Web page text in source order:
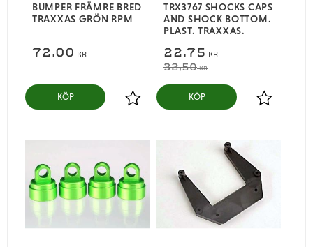
BUMPER FRÄMRE BRED
TRAXXAS GRÖN RPM
72,00 KR
Lägg till i favoriter
KÖP
TRX3767 SHOCKS CAPS
AND SHOCK BOTTOM.
PLAST. TRAXXAS.
22,75 KR
32,50KR
Lägg till i
KÖP